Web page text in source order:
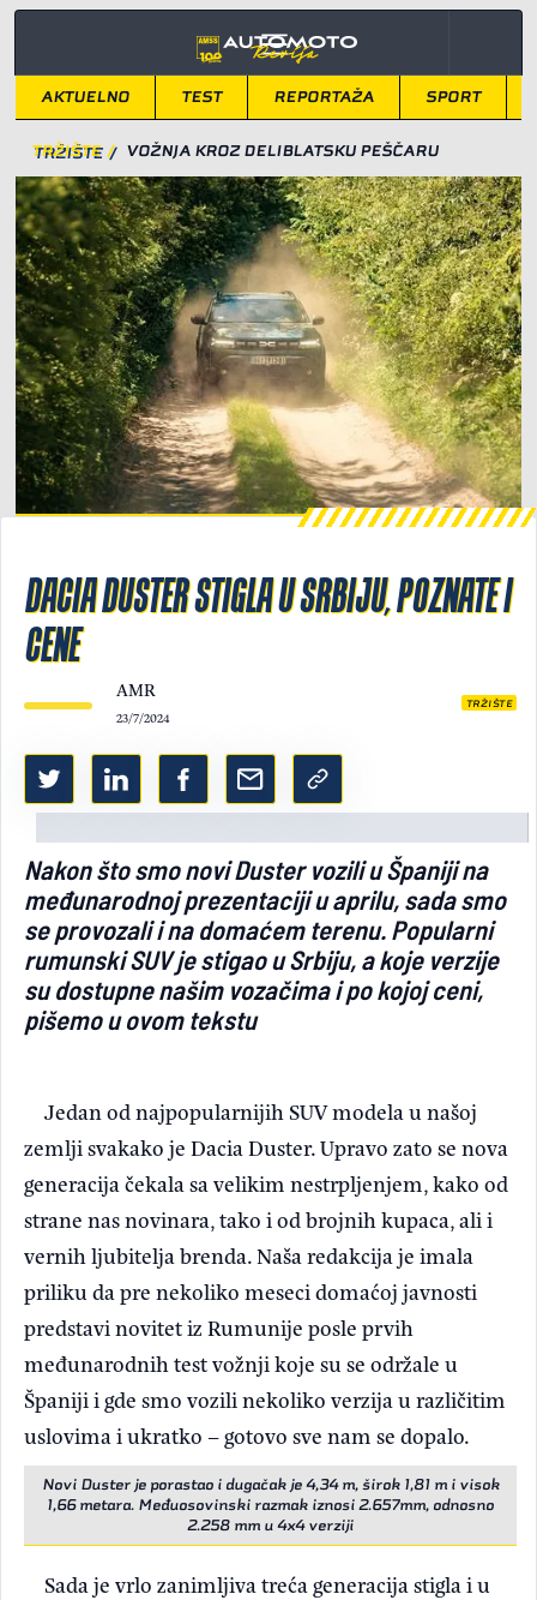
AKTUELNO TEST REPORTAŽA SPORT
TRŽIŠTE / VOŽNJA KROZ DELIBLATSKU PEŠČARU
DACIA DUSTER STIGLA U SRBIJU, POZNATE I
CENE
AMR
23/7/2024
TRŽIŠTE
Nakon što smo novi Duster vozili u Španiji na
međunarodnoj prezentaciji u aprilu, sada smo
se provozali i na domaćem terenu. Popularni
rumunski SUV je stigao u Srbiju, a koje verzije
su dostupne našim vozačima i po kojoj ceni,
pišemo u ovom tekstu
Jedan od najpopularnijih SUV modela u našoj
zemlji svakako je Dacia Duster. Upravo zato se nova
generacija čekala sa velikim nestrpljenjem, kako od
strane nas novinara, tako i od brojnih kupaca, ali i
vernih ljubitelja brenda. Naša redakcija je imala
priliku da pre nekoliko meseci domaćoj javnosti
predstavi novitet iz Rumunije posle prvih
međunarodnih test vožnji koje su se održale u
Španiji i gde smo vozili nekoliko verzija u različitim
uslovima i ukratko – gotovo sve nam se dopalo.
Novi Duster je porastao i dugačak je 4,34 m, širok 1,81 m i visok
1,66 metara. Međuosovinski razmak iznosi 2.657mm, odnosno
2.258 mm u 4x4 verziji
Sada je vrlo zanimljiva treća generacija stigla i u